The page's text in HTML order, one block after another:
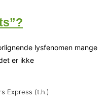
lysfenomen mange
er ikke
Express (t.h.)